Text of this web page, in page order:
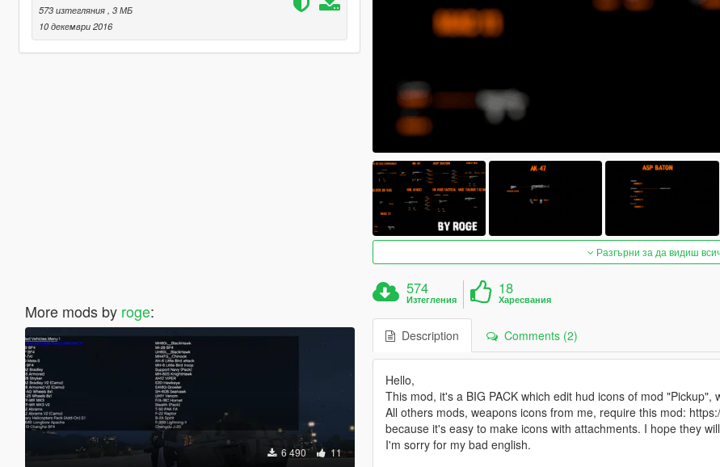
573 изтегляния , 3 МБ
10 декември 2016
More mods by roge:
6 490 11
Разгърни за да видиш
574
Изтегления
18
Харесвания
Description Comments (2)
Hello,
This mod, it's a BIG PACK which edit hud icons of mod
All others mods, weapons icons from me, require this mod:
because it's easy to make icons with attachments. I hope they
I'm sorry for my bad english.